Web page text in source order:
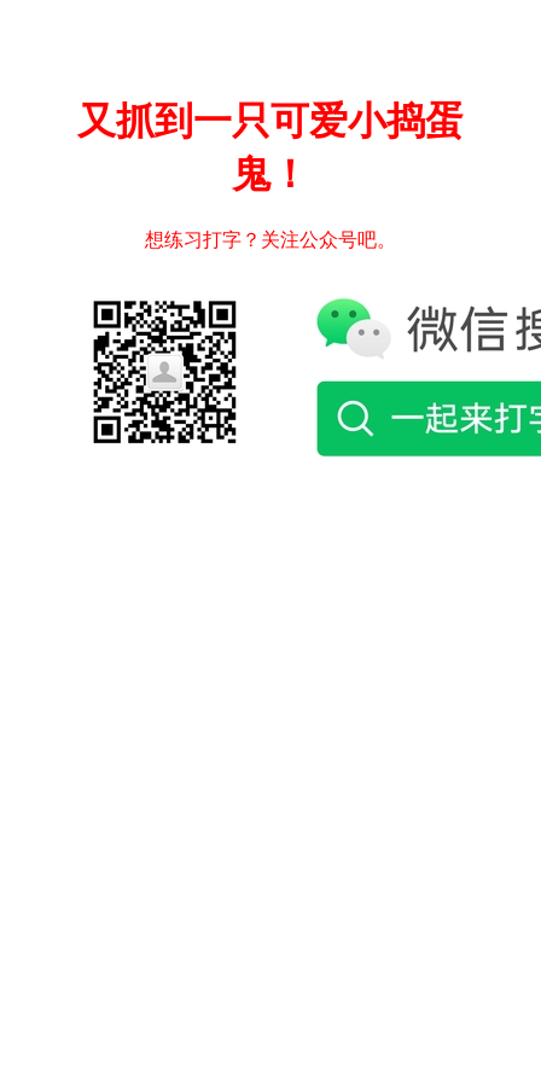
又抓到一只可爱小捣蛋
鬼！
想练习打字？关注公众号吧。